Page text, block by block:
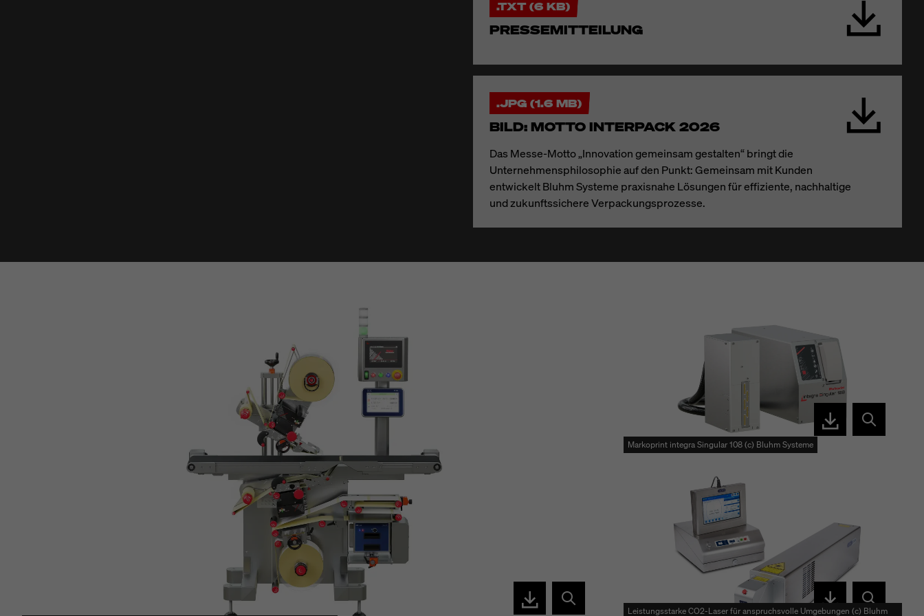
.TXT (6 KB)
PRESSEMITTEILUNG
.JPG (1.6 MB)
BILD: MOTTO INTERPACK 2026
Das Messe-Motto „Innovation gemeinsam gestalten“ bringt die
Unternehmensphilosophie auf den Punkt: Gemeinsam mit Kunden
entwickelt Bluhm Systeme praxisnahe Lösungen für effiziente, nachhaltige
und zukunftssichere Verpackungsprozesse.
Markoprint integra Singular 108 (c) Bluhm Systeme
Leistungsstarke CO2-Laser für anspruchsvolle Umgebungen (c) Bluhm